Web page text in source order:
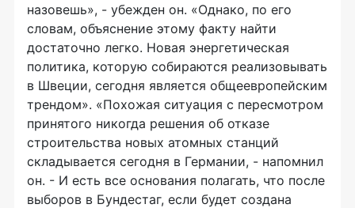
назовешь», - убежден он. «Однако, по его
словам, объяснение этому факту найти
достаточно легко. Новая энергетическая
политика, которую собираются реализовывать
в Швеции, сегодня является общеевропейским
трендом». «Похожая ситуация с пересмотром
принятого никогда решения об отказе
строительства новых атомных станций
складывается сегодня в Германии, - напомнил
он. - И есть все основания полагать, что после
выборов в Бундестаг, если будет создана